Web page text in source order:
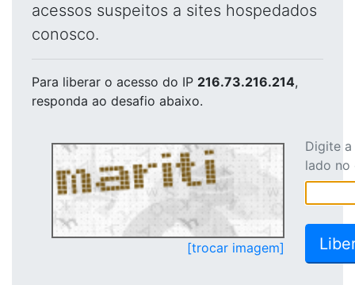
acessos suspeitos a sites hospedados
conosco.
Para liberar o acesso do IP 216.73.216.214,
responda ao desafio abaixo.
[trocar imagem]
Digite
lado no